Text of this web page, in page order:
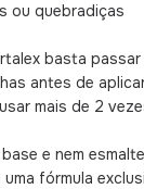
ou quebradiças
basta
antes de
mais de 2
e nem
fórmula